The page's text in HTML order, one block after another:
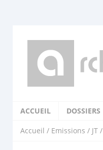
ACCUEIL DOSSIERS
Accueil / Emissions / JT /